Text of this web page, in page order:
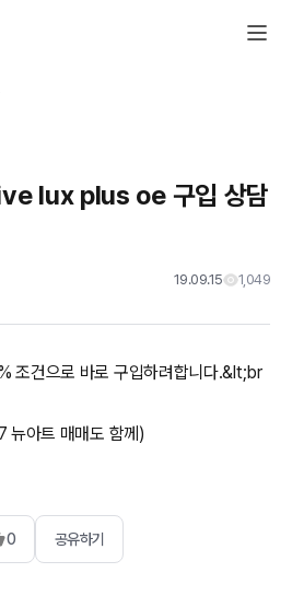
lux plus oe 구입 상담
19.09.15 1,049
조건으로 바로 구입하려합니다.&lt;br
아트 매매도 함께)
0 공유하기